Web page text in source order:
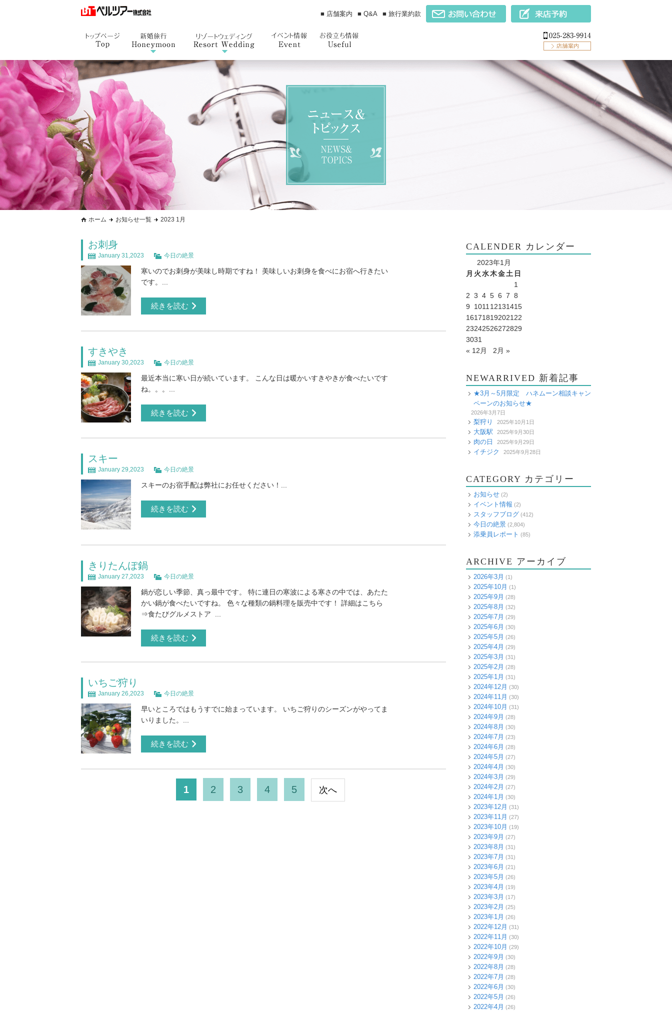
■ 店舗案内 ■ Q&A ■ 旅行業約款
ホーム お知らせ一覧 2023 1月
お刺身
January 31,2023 今日の絶景
寒いのでお刺身が美味し時期ですね！ 美味しいお刺身を食べにお宿へ行きたい
です。...
続きを読む
すきやき
January 30,2023 今日の絶景
最近本当に寒い日が続いています。 こんな日は暖かいすきやきが食べたいです
ね。。。...
続きを読む
スキー
January 29,2023 今日の絶景
スキーのお宿手配は弊社にお任せください！...
続きを読む
きりたんぽ鍋
January 27,2023 今日の絶景
鍋が恋しい季節、真っ最中です。 特に連日の寒波による寒さの中では、あたた
かい鍋が食べたいですね。 色々な種類の鍋料理を販売中です！ 詳細はこちら
⇒食たびグルメストア ...
続きを読む
いちご狩り
January 26,2023 今日の絶景
早いところではもうすでに始まっています。 いちご狩りのシーズンがやってま
いりました。...
続きを読む
1 2 3 4 5 次へ
CALENDER カレンダー
2023年1月
月 火水木金土 日
1
2 3 4 5 6 7 8
9
1011 12131415
161718192021 22
23242526272829
3031
« 12月
2月 »
NEWARRIVED 新着記事
★3月～5月限定 ハネムーン相談キャン
ペーンのお知らせ★
2026年3月7日
梨狩り 2025年10月1日
大阪駅 2025年9月30日
肉の日 2025年9月29日
イチジク 2025年9月28日
CATEGORY カテゴリー
お知らせ (2)
イベント情報 (2)
スタッフブログ (412)
今日の絶景 (2,804)
添乗員レポート (85)
ARCHIVE アーカイブ
2026年3月 (1)
2025年10月 (1)
2025年9月 (28)
2025年8月 (32)
2025年7月 (29)
2025年6月 (30)
2025年5月 (26)
2025年4月 (29)
2025年3月 (31)
2025年2月 (28)
2025年1月 (31)
2024年12月 (30)
2024年11月 (30)
2024年10月 (31)
2024年9月 (28)
2024年8月 (30)
2024年7月 (23)
2024年6月 (28)
2024年5月 (27)
2024年4月 (30)
2024年3月 (29)
2024年2月 (27)
2024年1月 (30)
2023年12月 (31)
2023年11月 (27)
2023年10月 (19)
2023年9月 (27)
2023年8月 (31)
2023年7月 (31)
2023年6月 (21)
2023年5月 (26)
2023年4月 (19)
2023年3月 (17)
2023年2月 (25)
2023年1月 (26)
2022年12月 (31)
2022年11月 (30)
2022年10月 (29)
2022年9月 (30)
2022年8月 (28)
2022年7月 (28)
2022年6月 (30)
2022年5月 (26)
2022年4月 (26)